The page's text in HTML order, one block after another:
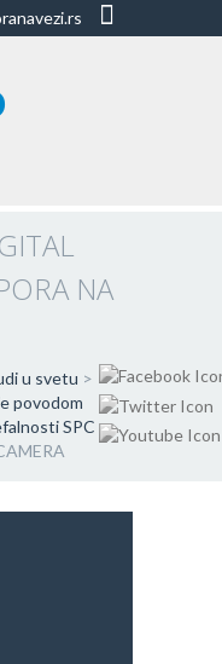
NA
u svetu >
povodom
SPC >